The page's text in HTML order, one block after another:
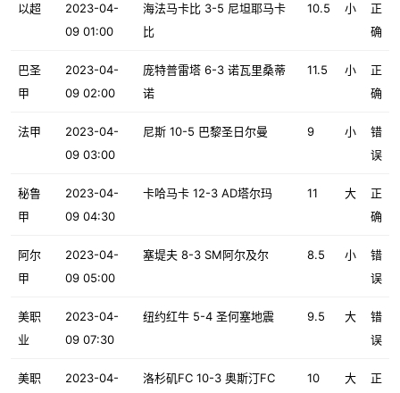
以超
2023-04-
09 01:00
海法马卡比 3-5 尼坦耶马卡
比
10.5 小
正
确
巴圣
甲
2023-04-
09 02:00
庞特普雷塔 6-3 诺瓦里桑蒂
诺
11.5 小
正
确
法甲
2023-04-
09 03:00
尼斯 10-5 巴黎圣日尔曼 9 小
错
误
秘鲁
甲
2023-04-
09 04:30
卡哈马卡 12-3 AD塔尔玛 11 大
正
确
阿尔
甲
2023-04-
09 05:00
塞堤夫 8-3 SM阿尔及尔 8.5 小
错
误
美职
业
2023-04-
09 07:30
纽约红牛 5-4 圣何塞地震 9.5 大
错
误
美职
2023-04-
洛杉矶FC 10-3 奥斯汀FC 10 大
正